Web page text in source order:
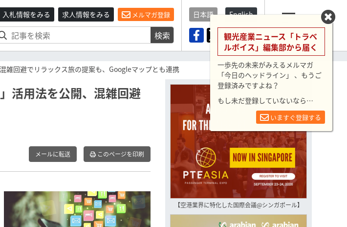
入札情報をみる 求人情報をみる メルマガ登録
検索
日本語 English
メニュー
雑回避でリラックス旅の提案も、Googleマップとも連携
活用法を公開、混雑回避
メールに転送 このページを印刷
【空港業界に特化した国際会議@シンガポール】
観光産業ニュース「トラベ
ルボイス」編集部から届く
一歩先の未来がみえるメルマガ
「今日のヘッドライン」 、もうご
登録済みですよね？
もし未だ登録していないなら…
いますぐ登録する